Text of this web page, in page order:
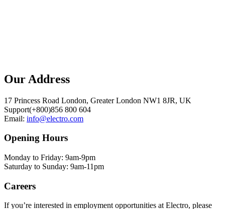
Our Address
17 Princess Road London, Greater London NW1 8JR, UK
Support(+800)856 800 604
Email: info@electro.com
Opening Hours
Monday to Friday: 9am-9pm
Saturday to Sunday: 9am-11pm
Careers
If you’re interested in employment opportunities at Electro, please